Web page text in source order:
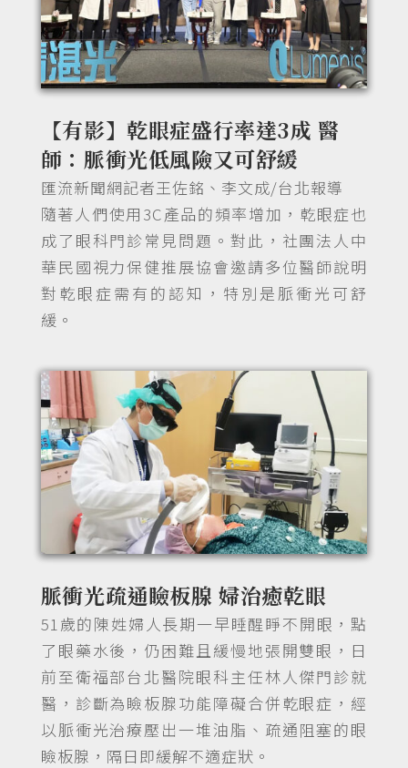
【有影】乾眼症盛行率達3成 醫
師：脈衝光低風險又可舒緩
匯流新聞網記者王佐銘、李文成/台北報導
隨著人們使用3C產品的頻率增加，乾眼症也
成了眼科門診常見問題。對此，社團法人中
華民國視力保健推展協會邀請多位醫師說明
對乾眼症需有的認知，特別是脈衝光可舒
緩。
脈衝光疏通瞼板腺 婦治癒乾眼
51歲的陳姓婦人長期一早睡醒睜不開眼，點
了眼藥水後，仍困難且緩慢地張開雙眼，日
前至衛福部台北醫院眼科主任林人傑門診就
醫，診斷為瞼板腺功能障礙合併乾眼症，經
以脈衝光治療壓出一堆油脂、疏通阻塞的眼
瞼板腺，隔日即緩解不適症狀。